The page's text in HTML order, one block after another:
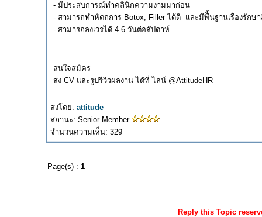
- มีประสบการณ์ทำคลินิกความงามมาก่อน
- สามารถทำหัตถการ Botox, Filler ได้ดี และมีพืิ้นฐานเรื่องรักษ
- สามารถลงเวรได้ 4-6 วันต่อสัปดาห์
สนใจสมัคร
ส่ง CV และรูปรีวิวผลงาน ได้ที่ ไลน์ @AttitudeHR
ส่งโดย: attitude
สถานะ: Senior Member
จำนวนความเห็น: 329
Page(s) : 1
Reply this Topic